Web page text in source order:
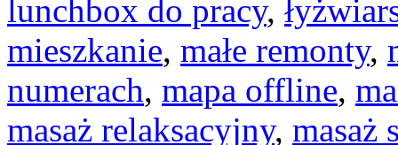
lunchbox do pracy,
mieszkanie, małe remonty,
numerach, mapa offline,
masaż relaksacyjny, masaż